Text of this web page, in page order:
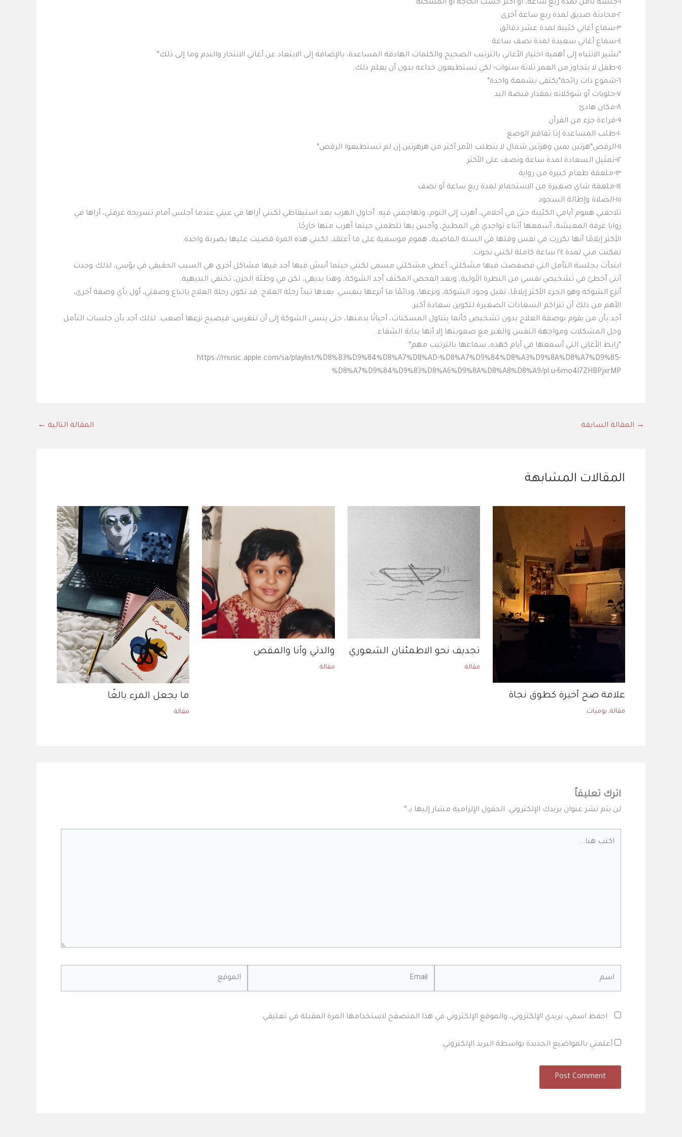
١-جلسة تأمل لمدة ربع ساعة، أو أكثر حسب الحاجة أو المشكلة
٢-محادثة صديق لمدة ربع ساعة أخرى
٣-سماع أغاني كئيبة لمدة عشر دقائق
٤-سماع أغاني سعيدة لمدة نصف ساعة
*نشير الانتباه إلى أهمية اختيار الأغاني بالترتيب الصحيح والكلمات الهادفة المساعدة، بالإضافة إلى الابتعاد عن أغاني الانتحار والندم وما إلى ذلك*
٥-طفل لا يتجاوز من العمر ثلاثة سنوات؛ لكي تستطيعون خداعه بدون أن يعلم ذلك.
٦-شموع ذات رائحة*يكتفى بشمعة واحدة*
٧-حلويات أو شوكلاته بمقدار قبضة اليد
٨-مكان هادئ
٩-قراءة جزء من القرآن
١٠-طلب المساعدة إذا تفاقم الوضع
١١-الرقص*هزتين يمين وهزتين شمال لا يتطلب الأمر أكثر من هزهزتين إن لم تستطيعوا الرقص*
١٢-تمثيل السعادة لمدة ساعة ونصف على الأكثر
١٣-ملعقة طعام كبيرة من رواية
١٤-ملعقة شاي صغيرة من الاستحمام لمدة ربع ساعة أو نصف
١٥-الصلاة وإطالة السجود
تلاحقني هموم أيامي الكئيبة حتى في أحلامي، أهرب إلى النوم، وتهاجمني فيه. أحاول الهرب بعد استيقاظي لكنني أراها في عيني عندما أجلس أمام تسريحة غرفتي، أراها في
زوايا غرفة المعيشة، أسمعها أثناء تواجدي في المطبخ، وأحس بها تلطمني حينما أهرب منها خارجًا.
الأكثر إيلامًا أنها تكررت في نفس وقتها في السنة الماضية، هموم موسمية على ما أعتقد. لكنني هذه المرة قضيت عليها بضربة واحدة.
تمكنت مني لمدة ٢٤ ساعة كاملة لكنني نجوت.
ابتدأت بجلسة التأمل التي فصفصت فيها مشكلتي، أعطي مشكلتي مسمى لكنني حينما أنبش فيها أجد فيها مشاكل أخرى هي السبب الحقيقي في بؤسي، لذلك وجدت
أنني أخطئ في تشخيص نفسي من النظرة الأولية، وبعد الفحص المكثف أجد الشوكة، وهذا بديهي، لكن في وطئة الحزن، تختفي البديهية.
أنزع الشوكة وهو الجزء الأكثر إيلامًا، تقبل وجود الشوكة، ونزعها، ودائمًا ما أنزعها بنفسي. بعدها تبدأ رحلة العلاج. قد تكون رحلة العلاج باتباع وصفتي، أول بأي وصفة أخرى،
الأهم من ذلك أن تتراكم السعادات الصغيرة لتكوين سعادة أكبر.
أجد بأن من يقوم بوصفة العلاج بدون تشخيص كأنما يتناول المسكنات، أحيانًا يدمنها، حتى ينسى الشوكة إلى أن تنغرس، فيصبح نزعها أصعب. لذلك أجد بأن جلسات التأمل
وحل المشكلات ومواجهة النفس والغير مع صعوبتها إلا أنها بداية الشفاء.
*رابط الأغاني التي أسمعها في أيام كهذه، سماعها بالترتيب مهم*
https://music.apple.com/sa/playlist/%D8%B3%D9%84%D8%A7%D8%AD-%D8%A7%D9%84%D8%A3%D9%8A%D8%A7%D9%85-
%D8%A7%D9%84%D9%83%D8%A6%D9%8A%D8%A8%D8%A9/pl.u-6mo4l7ZHBPjxrMP
→ المقالة السابقة المقالة التالية ←
المقالات المشابهة
علامة صح أخيرة كطوق نجاة
مقالة, يوميات
تجديف نحو الاطمئنان الشعوري
مقالة
والدتي وأنا والمقص
مقالة
ما يجعل المرء بالغًا
مقالة
اترك تعليقاً
لن يتم نشر عنوان بريدك الإلكتروني. الحقول الإلزامية مشار إليها بـ *
احفظ اسمي، بريدي الإلكتروني، والموقع الإلكتروني في هذا المتصفح لاستخدامها المرة المقبلة في تعليقي.
أعلمني بالمواضيع الجديدة بواسطة البريد الإلكتروني.